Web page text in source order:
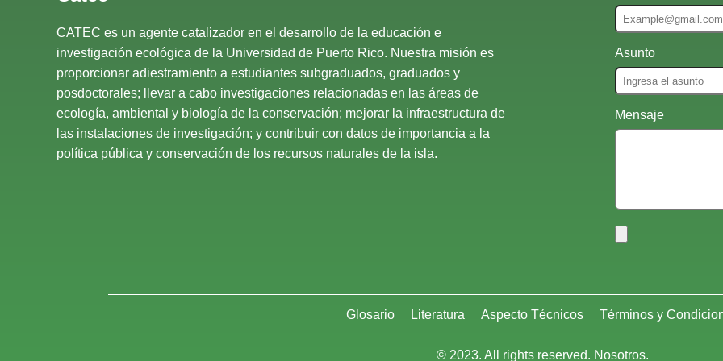
CATEC es un agente catalizador en el desarrollo de la educación e
investigación ecológica de la Universidad de Puerto Rico. Nuestra misión es
proporcionar adiestramiento a estudiantes subgraduados, graduados y
posdoctorales; llevar a cabo investigaciones relacionadas en las áreas de
ecología, ambiental y biología de la conservación; mejorar la infraestructura de
las instalaciones de investigación; y contribuir con datos de importancia a la
política pública y conservación de los recursos naturales de la isla.
Asunto
Mensaje
Glosario Literatura Aspecto Técnicos Términos y
© 2023. All rights reserved. Nosotros.